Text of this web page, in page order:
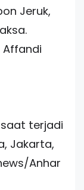
Jeruk,
Affandi
terjadi
Jakarta,
Anhar